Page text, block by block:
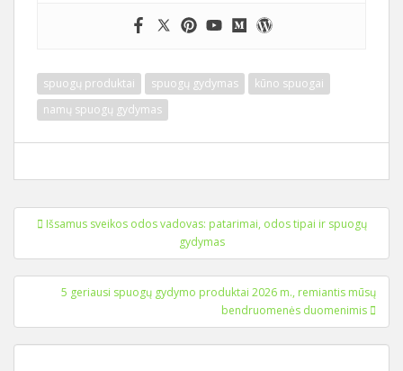
spuogų produktai spuogų gydymas
kūno spuogai
namų spuogų gydymas
ĮrašoIšsamus sveikos odos vadovas: patarimai, odos tipai ir spuogų
gydymas
5 geriausi spuogų gydymo produktai 2026 m., remiantis mūsų
bendruomenės duomenimis